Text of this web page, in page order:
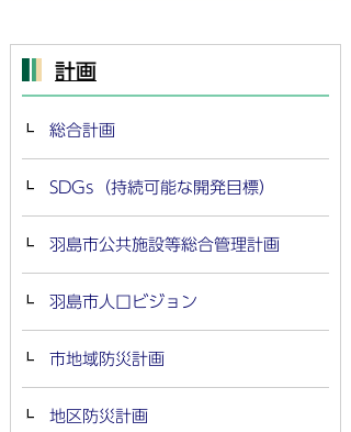
計画
総合計画
SDGs（持続可能な開発目標）
羽島市公共施設等総合管理計画
羽島市人口ビジョン
市地域防災計画
地区防災計画